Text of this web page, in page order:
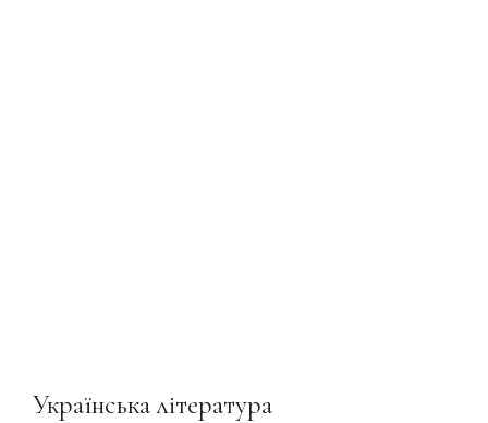
Українська література